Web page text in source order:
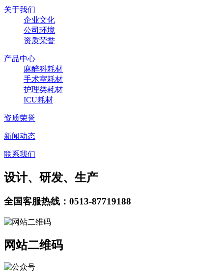
关于我们
企业文化
公司环境
资质荣誉
产品中心
麻醉科耗材
手术室耗材
护理类耗材
ICU耗材
资质荣誉
新闻动态
联系我们
设计、研发、生产
全国客服热线：0513-87719188
网站二维码